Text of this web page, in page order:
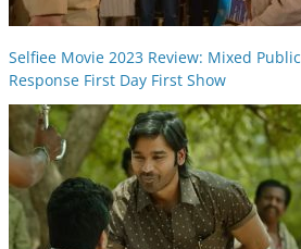
Selfiee Movie 2023 Review: Mixed Public
Response First Day First Show